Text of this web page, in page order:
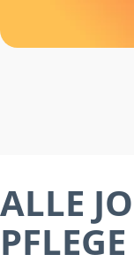
ALLE
PFLEGE